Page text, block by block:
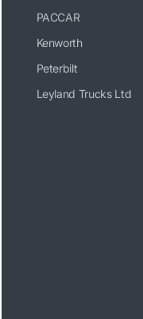
PACCAR
Kenworth
Peterbilt
Leyland Trucks Ltd